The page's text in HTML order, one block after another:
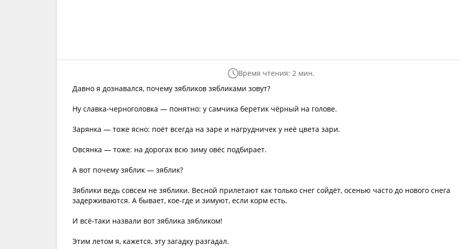
Время чтения: 2 мин.
Давно я дознавался, почему зябликов зябликами зовут?
Ну славка-черноголовка — понятно: у самчика беретик чёрный на голове.
Зарянка — тоже ясно: поёт всегда на заре и нагрудничек у неё цвета зари.
Овсянка — тоже: на дорогах всю зиму овёс подбирает.
А вот почему зяблик — зяблик?
Зяблики ведь совсем не зяблики. Весной прилетают как только снег сойдёт, осенью часто до нового снега
задерживаются. А бывает, кое-где и зимуют, если корм есть.
И всё-таки назвали вот зяблика зябликом!
Этим летом я, кажется, эту загадку разгадал.